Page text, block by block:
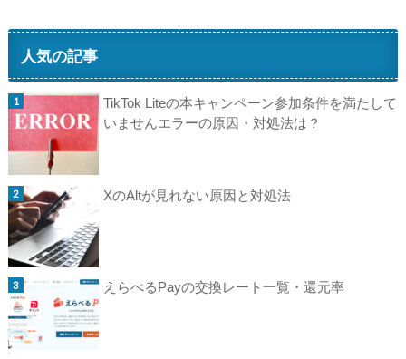
人気の記事
TikTok Liteの本キャンペーン参加条件を満たして
いませんエラーの原因・対処法は？
XのAltが見れない原因と対処法
えらべるPayの交換レート一覧・還元率